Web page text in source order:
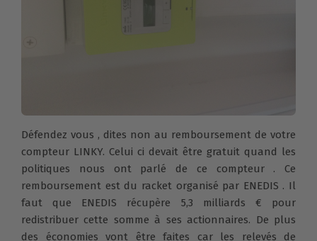
Défendez vous , dites non au remboursement de votre
compteur LINKY. Celui ci devait être gratuit quand les
politiques nous ont parlé de ce compteur . Ce
remboursement est du racket organisé par ENEDIS . Il
faut que ENEDIS récupère 5,3 milliards € pour
redistribuer cette somme à ses actionnaires. De plus
des économies vont être faites car les relevés de